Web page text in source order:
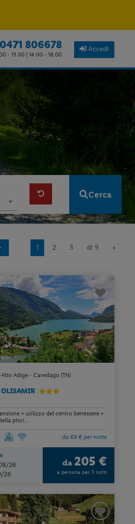
0471 806678
- 13.00 | 14.00 - 18.00
Accedi
Cerca
1 2 3 di 9 »
Adige - Cavedago (TN)
OLISAMIR
+ utilizzo del centro benessere +
pisci...
da 69 € per notte
26
26
da 205 €
a persona per 3 notti